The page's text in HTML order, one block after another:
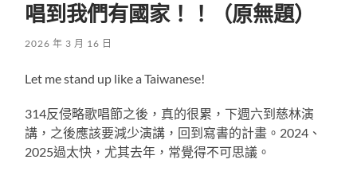
唱到我們有國家！！（原無題）
2026 年 3 月 16 日
Let me stand up like a Taiwanese!
314反侵略歌唱節之後，真的很累，下週六到慈林演
講，之後應該要減少演講，回到寫書的計畫。2024、
2025過太快，尤其去年，常覺得不可思議。